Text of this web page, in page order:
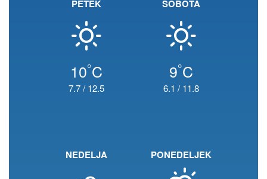
PETEK
10°C
7.7/ 12.5
SOBOTA
9°C
6.1 / 11.8
NEDELJA PONEDELJEK